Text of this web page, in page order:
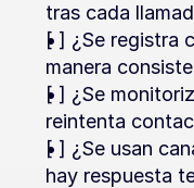
tras cada
[ ] ¿Se registra
manera
[ ] ¿Se
reintenta
[ ] ¿Se usan
hay respuesta